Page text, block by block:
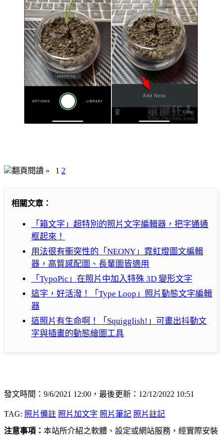
翻頁閱讀 » 1 2
相關文章：
「箱文字」超特別的照片文字編輯器，把字通通
框起來！
用法很有衝突性的「NEONY」霓虹燈圖文編輯
器，高質感配圖、長輩圖皆適用
「TypoPic」在照片中加入特殊 3D 變形文字
這字，好活潑！「Type Loop」照片動態文字編輯
器
這照片有生命啊！「Squigglish!」可畫出抖動文
字與插畫的動態繪圖工具
發文時間：9/6/2021 12:00，最後更新：12/12/2022 10:51
TAG: 照片備註 照片加文字 照片筆記 照片註記
注意事項： 本站所介紹之軟體、設定或網站服務，經實際安裝